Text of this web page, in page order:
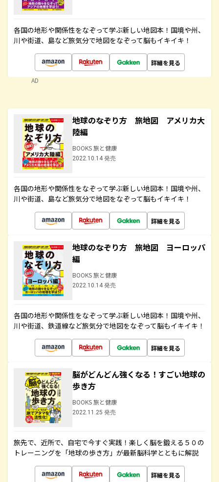
各国の地形や関係性をなぞって学ぶ新しい地図本！国境や州、
川や街道、島など旅気分で地図をなぞって脳もイキイキ！
詳細を見る
AD
地球のなぞり方 旅地図 アメリカ大
陸編
BOOKS 旅と健康
2022.10.14 発売
各国の地形や関係性をなぞって学ぶ新しい地図本！国境や州、
川や街道、島など旅気分で地図をなぞって脳もイキイキ！
詳細を見る
地球のなぞり方 旅地図 ヨーロッパ
編
BOOKS 旅と健康
2022.10.14 発売
各国の地形や関係性をなぞって学ぶ新しい地図本！国境や州、
川や街道、鉄道線など旅気分で地図をなぞって脳もイキイキ！
詳細を見る
脳がどんどん強くなる！すごい地球の
歩き方
BOOKS 旅と健康
2022.11.25 発売
旅先で、近所で、自宅で今すぐ実践！楽しく脳を鍛える５０の
トレーニングを「地球の歩き方」が最新脳科学とともに解説
詳細を見る